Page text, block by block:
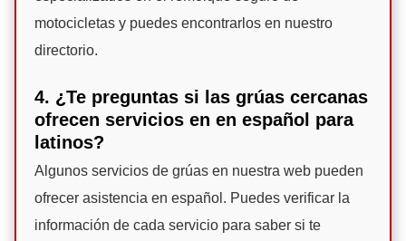
motocicletas y puedes encontrarlos en nuestro
directorio.
4. ¿Te preguntas si las grúas cercanas
ofrecen servicios en en español para
latinos?
Algunos servicios de grúas en nuestra web pueden
ofrecer asistencia en español. Puedes verificar la
información de cada servicio para saber si te